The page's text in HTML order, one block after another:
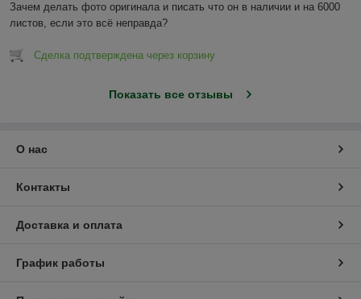
Зачем делать фото оригинала и писать что он в наличии и на 6000
листов, если это всё неправда?
Сделка подтверждена через корзину
Показать все отзывы
О нас
Контакты
Доставка и оплата
График работы